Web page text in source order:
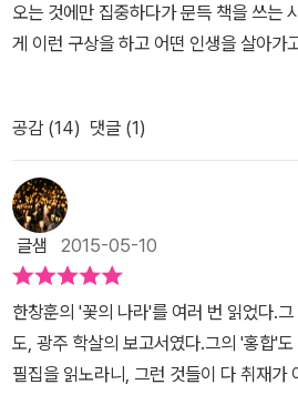
도 모르겠는 게 소설이다. 매번 새 소설을
하지? 답은 바로 나왔다.잘 쓰거나 열심
이것도 마찬가지.좋은 것을 쓰거나 감동
좋고 감동적인 것을 열심히, 잘 쓰면 되
62p) 나는 이 책을 읽으면서 마음에 드
건 '궁리'라는 단어다. 사람으로 태어난 이
하며 사는 게 맞는 것 같다. 뭐 본질적인
느냐 죽느냐 이것이 문제라고 고민하는
것인가를 탐구하고 연구하는 게 훨씬 인
굴하게 삶에서 한 발 물러서서 관망하지
빈곤감에 우울하거나 일희일비 하지말고
다. 노질을 하고 있는 이상 언젠가는 바닷
이 배는 낡아진다. 결핍과 상처를 창작의
음 누가 했을까.’ (106쪽) 파도를 이불
산물 가공 현장, 살아온 삶의 이력이 말해
지도 모른다. 바다와 섬은 그를 움직이게
를 누군가의 남편을 데려가 버린 바다, 하
바다에서 삶을 퍼올렸다. 그것은 생활이
이 쓰는 소설은 언제나 바다를 품었고 소
롭다. ‘상황을 담담하게 전달하는 언어.
게 보여주듯이, 이를 악물로 웃음을 참는
유발하듯이, 언어는 냉정하게 정돈된 거
오는 것에만 집중하다가 문득 책을 쓰는
게 이런 구상을 하고 어떤 인생을 살아가
을 세상으로 던져 놓았을까? 그리고 왜
었다. 궁금하던 차에 정말 딱 맞춤한 책을
모르고 그의 소설을 접해 본 적도 없다.
생각했다. 언제나 그렇지만 내 생각은 책
그리고 상상력과 경험 역시 글을 쓰는 사
다. 그리고 돌아본 나의 발자취는 치열한
하고 작은 것에 행복을 모르며 무례하다
마도 읽는 사람과 쓰는 사람의 차이리라. 처음 글을 읽으면서 산문집
이라는 것을 잊었다. 아주 짧은 소설이라
나는 지금 소설이 아니라 수필을 읽고 있
공감 (14) 댓글 (1)
글샘 2015-05-10
한창훈의 '꽃의 나라'를 여러 번 읽었다.
도, 광주 학살의 보고서였다.그의 '홍합'
필집을 읽노라니, 그런 것들이 다 취재가